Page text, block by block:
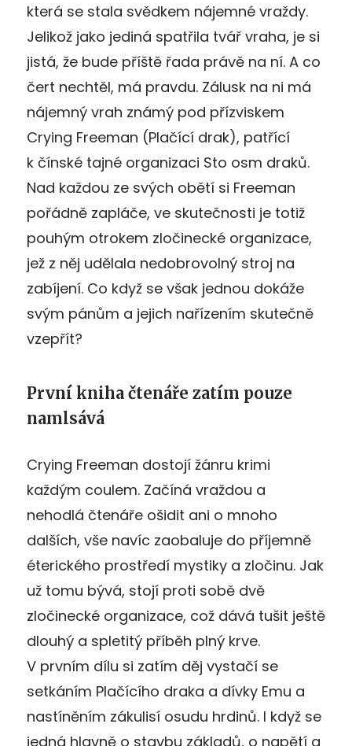
která se stala svědkem nájemné vraždy.
Jelikož jako jediná spatřila tvář vraha, je si
jistá, že bude příště řada právě na ní. A co
čert nechtěl, má pravdu. Zálusk na ni má
nájemný vrah známý pod přízviskem
Crying Freeman (Plačící drak), patřící
k čínské tajné organizaci Sto osm draků.
Nad každou ze svých obětí si Freeman
pořádně zapláče, ve skutečnosti je totiž
pouhým otrokem zločinecké organizace,
jež z něj udělala nedobrovolný stroj na
zabíjení. Co když se však jednou dokáže
svým pánům a jejich nařízením skutečně
vzepřít?
První kniha čtenáře zatím pouze
namlsává
Crying Freeman dostojí žánru krimi
každým coulem. Začíná vraždou a
nehodlá čtenáře ošidit ani o mnoho
dalších, vše navíc zaobaluje do příjemně
éterického prostředí mystiky a zločinu. Jak
už tomu bývá, stojí proti sobě dvě
zločinecké organizace, což dává tušit ještě
dlouhý a spletitý příběh plný krve.
V prvním dílu si zatím děj vystačí se
setkáním Plačícího draka a dívky Emu a
nastíněním zákulisí osudu hrdinů. I když se
jedná hlavně o stavbu základů, o napětí a